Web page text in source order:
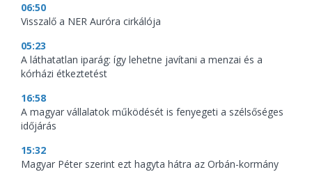
06:50
Visszalő a NER Auróra cirkálója
05:23
A láthatatlan iparág: így lehetne javítani a menzai és a
kórházi étkeztetést
16:58
A magyar vállalatok működését is fenyegeti a szélsőséges
időjárás
15:32
Magyar Péter szerint ezt hagyta hátra az Orbán-kormány